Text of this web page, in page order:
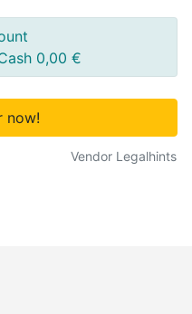
0,00 €
now!
Vendor Legalhints